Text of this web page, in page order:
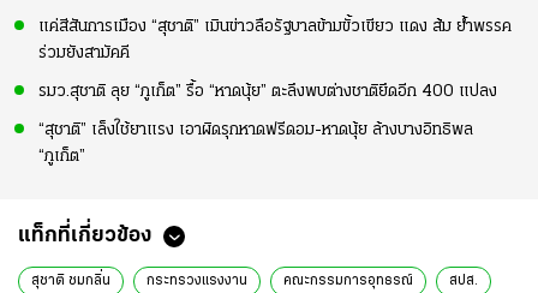
แค่สีสันการเมือง “สุชาติ” เมินข่าวลือรัฐบาลข้ามขั้วเขียว แดง ส้ม ย้ำพรรค
ร่วมยังสามัคคี
รมว.สุชาติ ลุย “ภูเก็ต” รื้อ “หาดนุ้ย” ตะลึงพบต่างชาติยึดอีก 400 แปลง
“สุชาติ” เล็งใช้ยาแรง เอาผิดรุกหาดฟรีดอม-หาดนุ้ย ล้างบางอิทธิพล
“ภูเก็ต”
แท็กที่เกี่ยวข้อง
สุชาติ ชมกลิ่น กระทรวงแรงงาน คณะกรรมการอุทธรณ์ สปส.